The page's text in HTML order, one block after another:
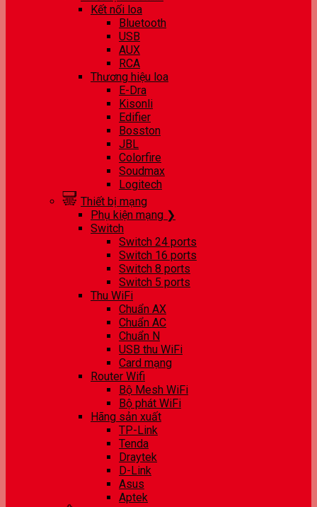
Kết nối loa
Bluetooth
USB
AUX
RCA
Thương hiệu loa
E-Dra
Kisonli
Edifier
Bosston
JBL
Colorfire
Soudmax
Logitech
Thiết bị mạng
Phụ kiện mạng ❯
Switch
Switch 24 ports
Switch 16 ports
Switch 8 ports
Switch 5 ports
Thu WiFi
Chuẩn AX
Chuẩn AC
Chuẩn N
USB thu WiFi
Card mạng
Router Wifi
Bộ Mesh WiFi
Bộ phát WiFi
Hãng sản xuất
TP-Link
Tenda
Draytek
D-Link
Asus
Aptek